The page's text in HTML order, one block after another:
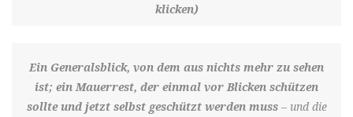
klicken)
Ein Generalsblick, von dem aus nichts mehr zu sehen
ist; ein Mauerrest, der einmal vor Blicken schützen
sollte und jetzt selbst geschützt werden muss– und die